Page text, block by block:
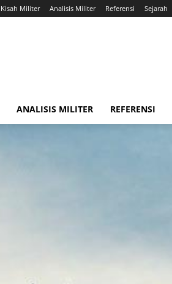
Kisah Militer Analisis Militer Referensi Sejarah
ANALISIS MILITER REFERENSI